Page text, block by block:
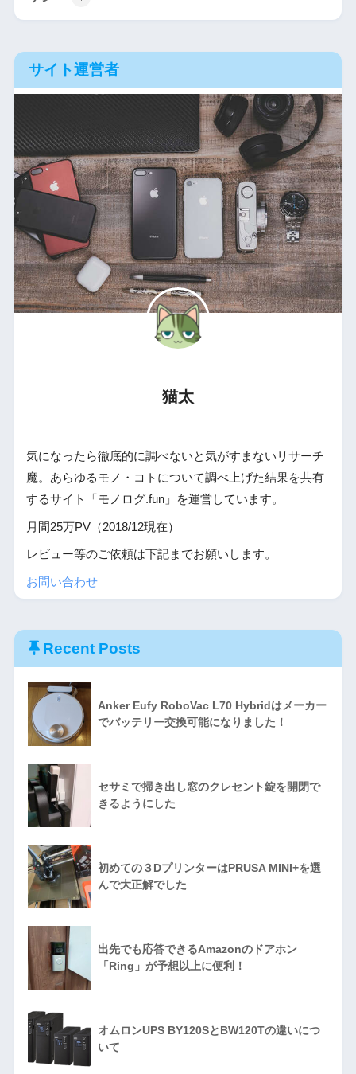
サイト運営者
猫太
気になったら徹底的に調べないと気がすまないリサーチ
魔。あらゆるモノ・コトについて調べ上げた結果を共有
するサイト「モノログ.fun」を運営しています。
月間25万PV（2018/12現在）
レビュー等のご依頼は下記までお願いします。
お問い合わせ
Recent Posts
Anker Eufy RoboVac L70 Hybridはメーカー
でバッテリー交換可能になりました！
セサミで掃き出し窓のクレセント錠を開閉で
きるようにした
初めての３DプリンターはPRUSA MINI+を選
んで大正解でした
出先でも応答できるAmazonのドアホン
「Ring」が予想以上に便利！
オムロンUPS BY120SとBW120Tの違いにつ
いて